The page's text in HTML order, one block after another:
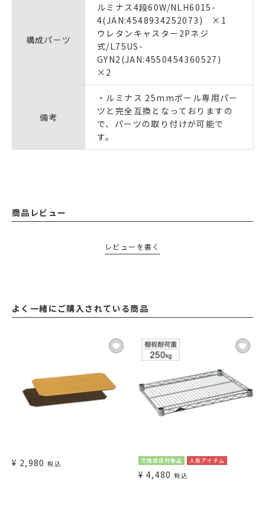
構成パーツ
ルミナス4段60W/NLH6015-
4(JAN:4548934252073) ×1
ウレタンキャスター2Pネジ
式/L75US-
GYN2(JAN:4550454360527)
×2
備考
・ルミナス 25mmポール専用パー
ツと完全互換となっておりますの
で、パーツの取り付けが可能で
す。
商品レビュー
レビューを書く
よく一緒にご購入されている商品
¥ 2,980 税込 交換保証対象品 人気アイテム
¥ 4,480 税込